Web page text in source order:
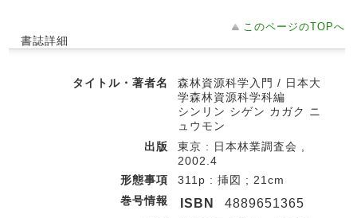
このページのTOPへ
書誌詳細
タイトル・著者名
森林資源科学入門 / 日本大
学森林資源科学科編
シンリン シゲン カガク ニ
ュウモン
出版
東京 : 日本林業調査会 ,
2002.4
形態事項
311p : 挿図 ; 21cm
巻号情報
ISBN 4889651365